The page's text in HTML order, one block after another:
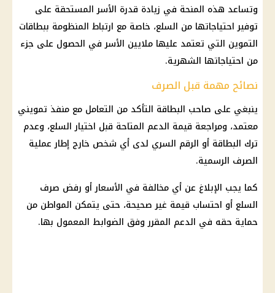
وتساعد هذه المنحة في زيادة قدرة الأسر المستحقة على
توفير احتياجاتها من السلع، خاصة مع ارتباط المنظومة ببطاقات
التموين التي تعتمد عليها ملايين الأسر في الحصول على جزء
من احتياجاتها الشهرية.
نصائح مهمة قبل الصرف
ينبغي على صاحب البطاقة التأكد من التعامل مع منفذ تمويني
معتمد، ومراجعة قيمة الدعم المتاحة قبل اختيار السلع، وعدم
ترك البطاقة أو الرقم السري لدى أي شخص خارج إطار عملية
الصرف الرسمية.
كما يجب الإبلاغ عن أي مخالفة في الأسعار أو رفض صرف
السلعأو احتساب قيمة غير صحيحة، حتى يتمكن المواطن من
حماية حقه في الدعم المقرر وفق الضوابط المعمول بها.